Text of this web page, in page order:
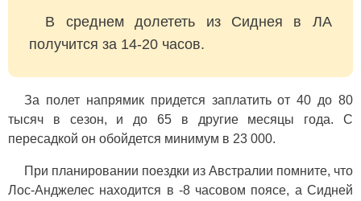
В среднем долететь из Сиднея в ЛА
получится за 14-20 часов.
За полет напрямик придется заплатить от 40 до 80
тысяч в сезон, и до 65 в другие месяцы года. С
пересадкой он обойдется минимум в 23 000.
При планировании поездки из Австралии помните, что
Лос-Анджелес находится в -8 часовом поясе, а Сидней